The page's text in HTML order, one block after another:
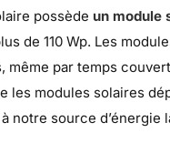
possède un module
de 110 Wp. Les
même par temps
les modules solaires
notre source